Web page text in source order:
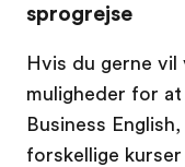
sprogrejse
Hvis du gerne
muligheder for
Business
forskellige